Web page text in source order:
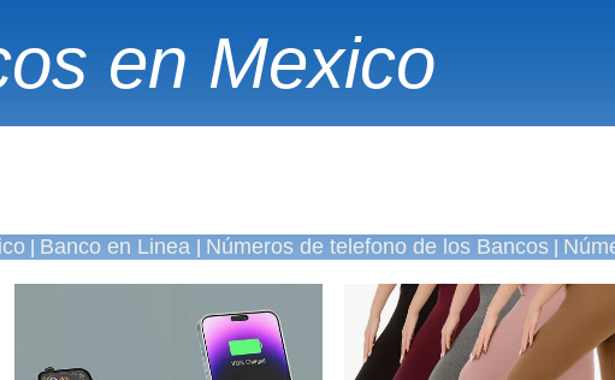
en Mexico
| Banco en Linea Números de telefono de los Bancos|